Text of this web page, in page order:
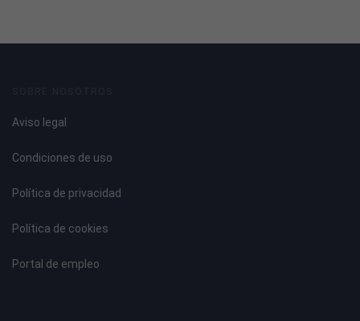
Aviso legal
Condiciones de uso
Política de privacidad
Política de cookies
Portal de empleo